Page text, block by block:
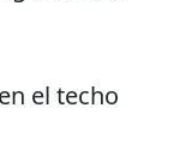
el techo